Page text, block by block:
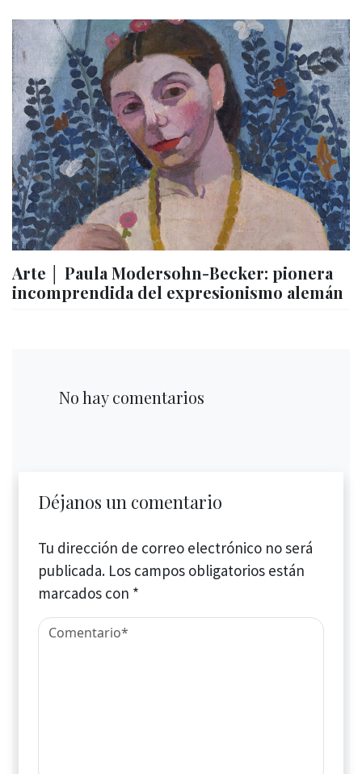
Arte │ Paula Modersohn-Becker: pionera
incomprendida del expresionismo alemán
No hay comentarios
Déjanos un comentario
Tu dirección de correo electrónico no será
publicada. Los campos obligatorios están
marcados con *